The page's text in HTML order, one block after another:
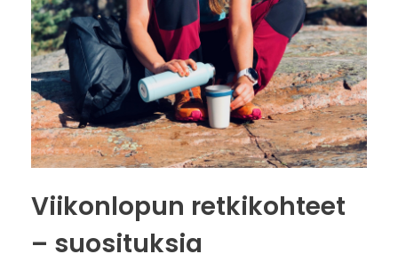
Viikonlopun retkikohteet
– suosituksia